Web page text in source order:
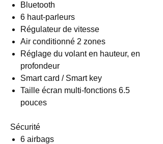
Bluetooth
6 haut-parleurs
Régulateur de vitesse
Air conditionné 2 zones
Réglage du volant en hauteur, en
profondeur
Smart card / Smart key
Taille écran multi-fonctions 6.5
pouces
Sécurité
6 airbags